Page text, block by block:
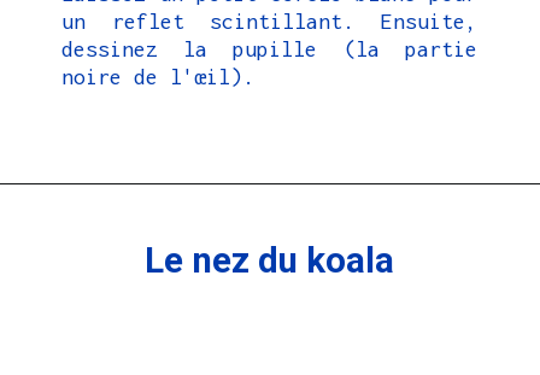
un reflet scintillant. Ensuite,
dessinez la pupille (la partie
noire de l'œil).
Le nez du koala